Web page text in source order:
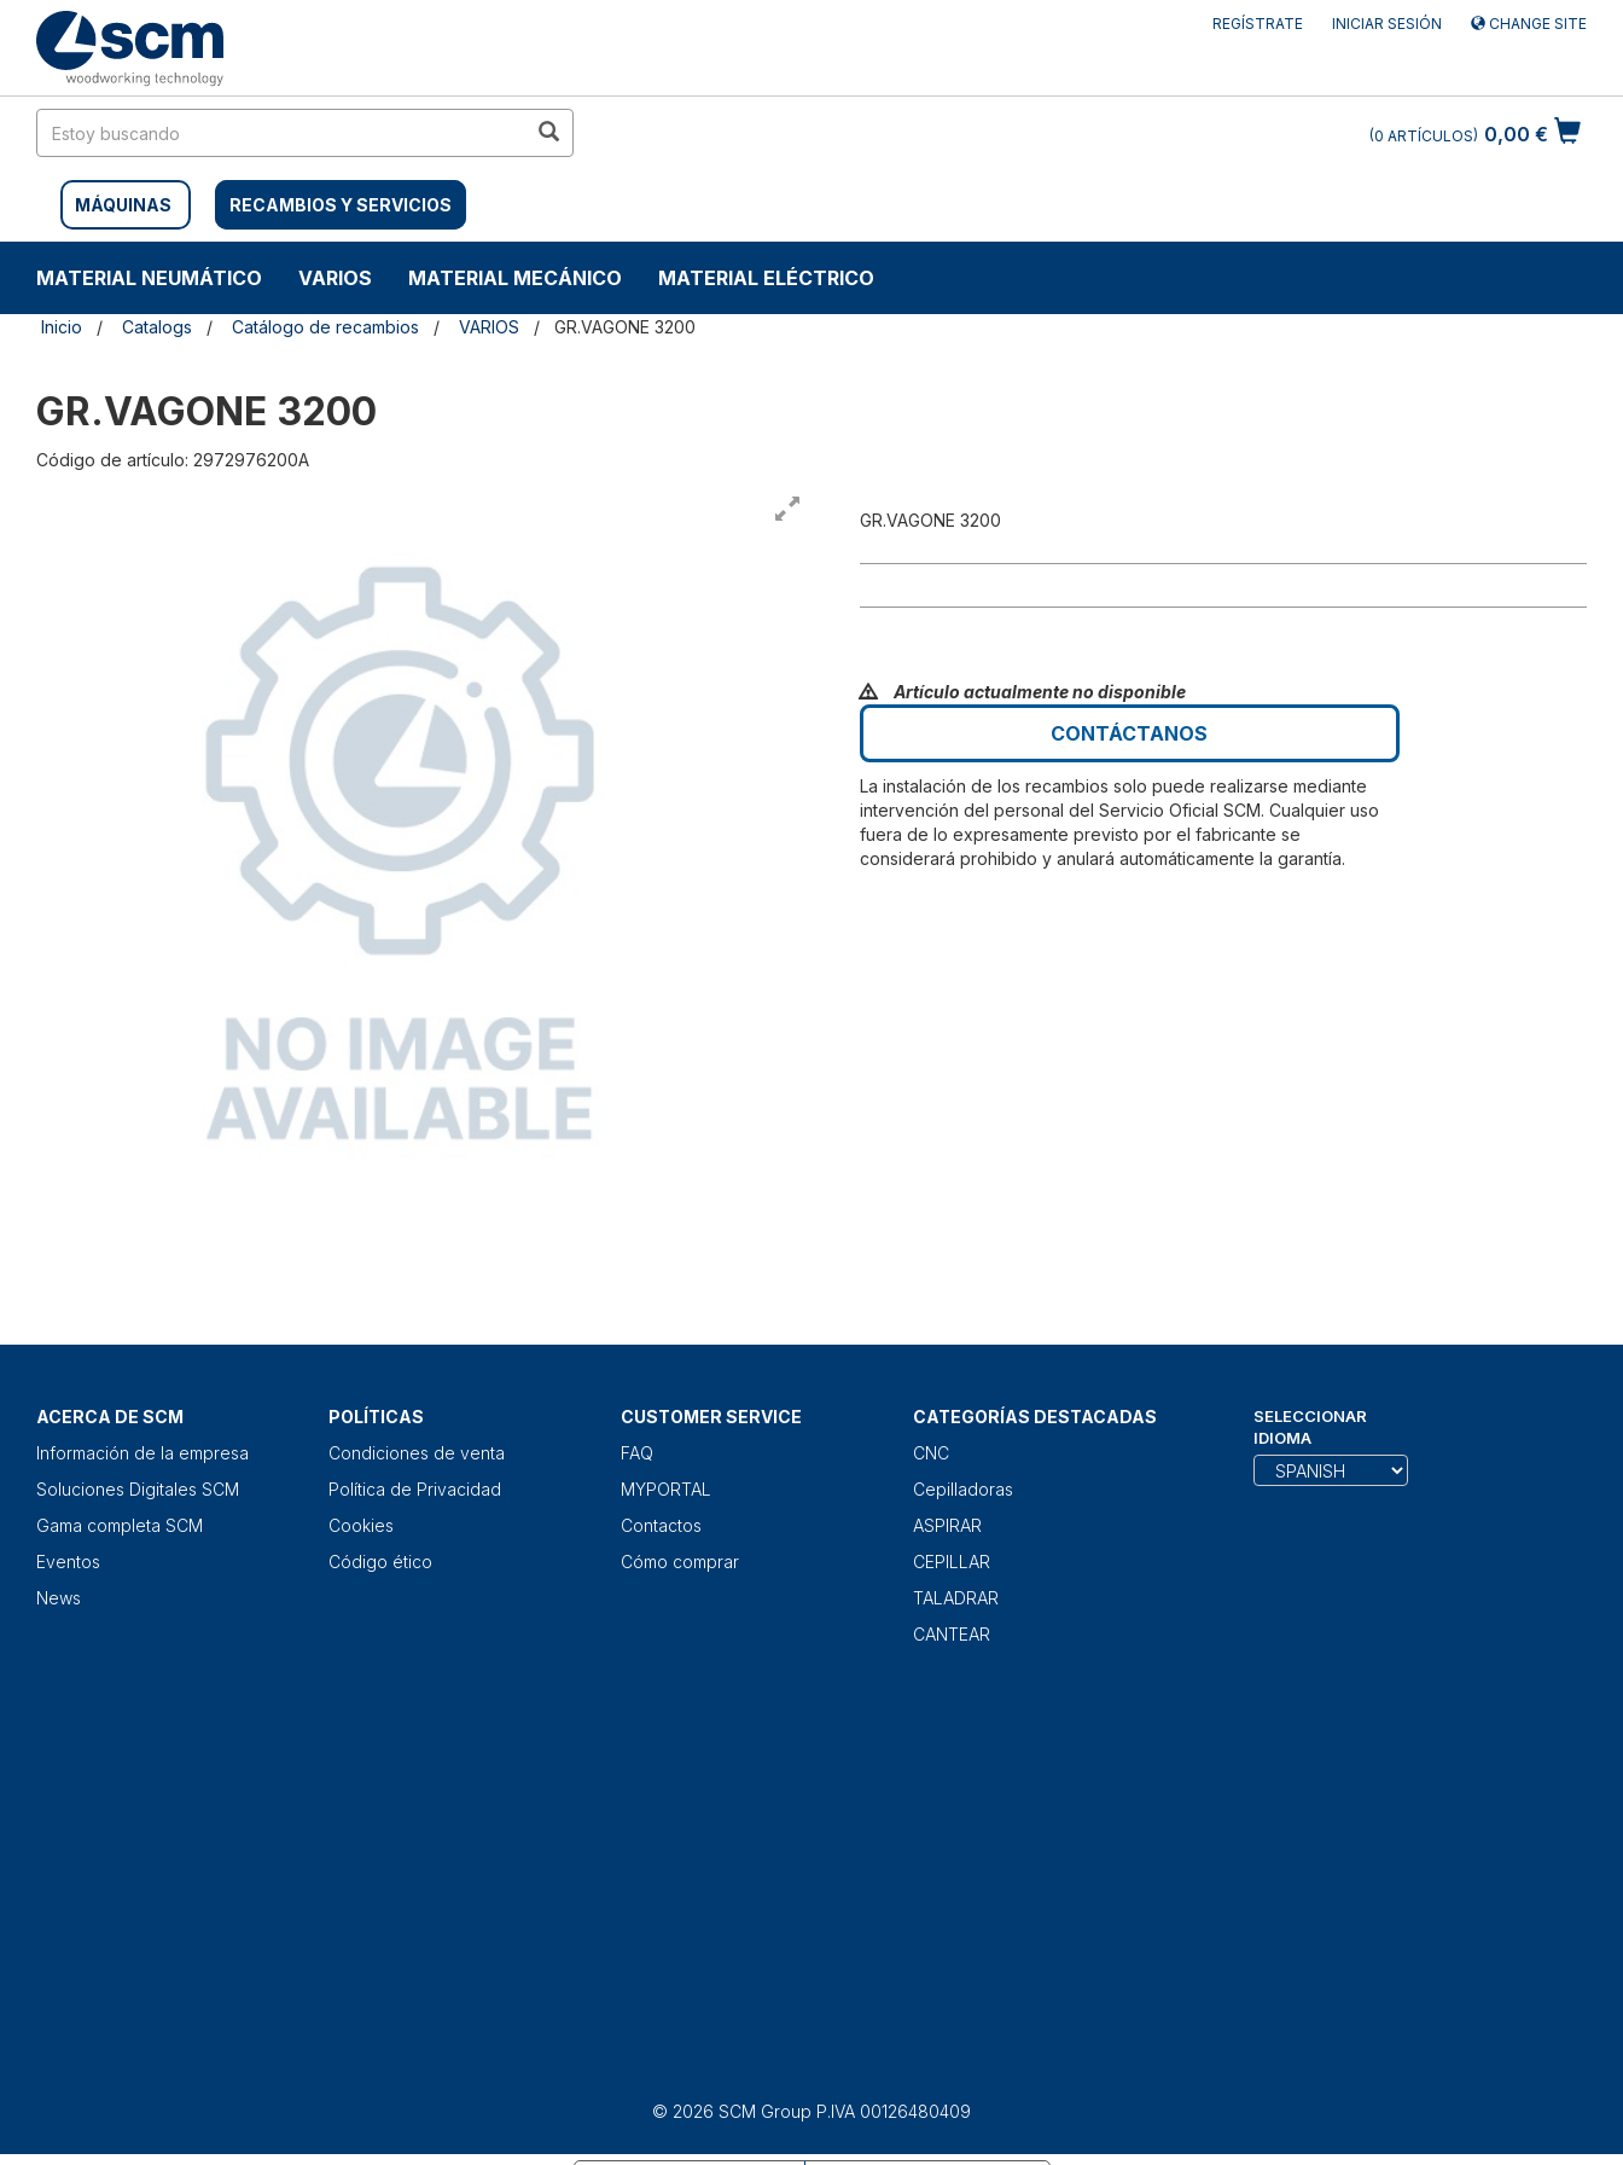
contenido
menú
navegación
REGÍSTRATE INICIAR SESIÓN CHANGE SITE
MÁQUINAS RECAMBIOS Y SERVICIOS
0,00 €
0 ARTÍCULOS
MATERIAL NEUMÁTICO VARIOS MATERIAL MECÁNICO MATERIAL ELÉCTRICO
Inicio Catalogs Catálogo de recambios VARIOS GR.VAGONE 3200
GR.VAGONE 3200
Código de artículo: 2972976200A
GR.VAGONE 3200
Artículo actualmente no disponible
CONTÁCTANOS
La instalación de los recambios solo puede realizarse mediante
intervención del personal del Servicio Oficial SCM. Cualquier uso
fuera de lo expresamente previsto por el fabricante se
considerará prohibido y anulará automáticamente la garantía.
ACERCA DE SCM
Información de la empresa
Soluciones Digitales SCM
Gama completa SCM
Eventos
News
POLÍTICAS
Condiciones de venta
Política de Privacidad
Cookies
Código ético
CUSTOMER SERVICE
FAQ
MYPORTAL
Contactos
Cómo comprar
CATEGORÍAS DESTACADAS
CNC
Cepilladoras
ASPIRAR
CEPILLAR
TALADRAR
CANTEAR
SELECCIONAR
IDIOMA
© 2026 SCM Group P.IVA 00126480409